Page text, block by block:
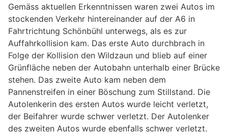
Gemäss aktuellen Erkenntnissen waren zwei Autos im
stockenden Verkehr hintereinander auf der A6 in
Fahrtrichtung Schönbühl unterwegs, als es zur
Auffahrkollision kam. Das erste Auto durchbrach in
Folge der Kollision den Wildzaun und blieb auf einer
Grünfläche neben der Autobahn unterhalb einer Brücke
stehen. Das zweite Auto kam neben dem
Pannenstreifen in einer Böschung zum Stillstand. Die
Autolenkerin des ersten Autos wurde leicht verletzt,
der Beifahrer wurde schwer verletzt. Der Autolenker
des zweiten Autos wurde ebenfalls schwer verletzt.